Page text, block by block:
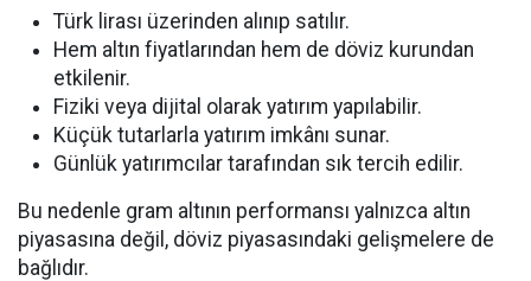
Türk lirası üzerinden alınıp satılır.
Hem altın fiyatlarından hem de döviz kurundan
etkilenir.
Fiziki veya dijital olarak yatırım yapılabilir.
Küçük tutarlarla yatırım imkânı sunar.
Günlük yatırımcılar tarafından sık tercih edilir.
Bu nedenle gram altının performansı yalnızca altın
piyasasına değil, döviz piyasasındaki gelişmelere de
bağlıdır.